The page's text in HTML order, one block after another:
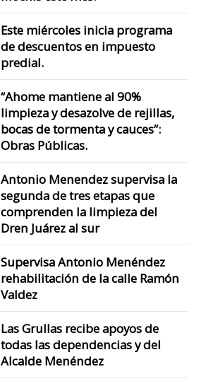
Este miércoles inicia programa
de descuentos en impuesto
predial.
“Ahome mantiene al 90%
limpieza y desazolve de rejillas,
bocas de tormenta y cauces”:
Obras Públicas.
Antonio Menendez supervisa la
segunda de tres etapas que
comprenden la limpieza del
Dren Juárez al sur
Supervisa Antonio Menéndez
rehabilitación de la calle Ramón
Valdez
Las Grullas recibe apoyos de
todas las dependencias y del
Alcalde Menéndez